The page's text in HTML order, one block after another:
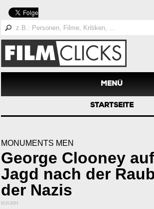
MENÜ
STARTSEITE
MONUMENTS MEN
George Clooney
Jagd nach der
der Nazis
10.11.2013